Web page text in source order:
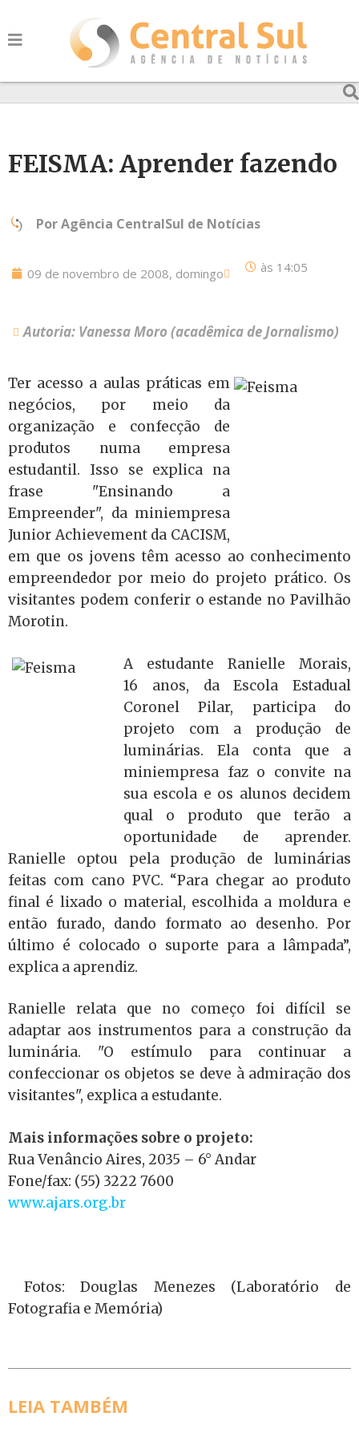
FEISMA: Aprender fazendo
PorAgência CentralSul de Notícias
09 de novembro de 2008, domingo às 14:05
Autoria: Vanessa Moro (acadêmica de Jornalismo)
Ter acesso a aulas práticas em
negócios, por meio da
organização e confecção de
produtos numa empresa
estudantil. Isso se explica na
frase "Ensinando a
Empreender", da miniempresa
Junior Achievement da CACISM,
em que os jovens têm acesso ao conhecimento
empreendedor por meio do projeto prático. Os
visitantes podem conferir o estande no Pavilhão
Morotin.
A estudante Ranielle Morais,
16 anos, da Escola Estadual
Coronel Pilar, participa do
projeto com a produção de
luminárias. Ela conta que a
miniempresa faz o convite na
sua escola e os alunos decidem
qual o produto que terão a
oportunidade de aprender.
Ranielle optou pela produção de luminárias
feitas com cano PVC. “Para chegar ao produto
final é lixado o material, escolhida a moldura e
então furado, dando formato ao desenho. Por
último é colocado o suporte para a lâmpada”,
explica a aprendiz.
Ranielle relata que no começo foi difícil se
adaptar aos instrumentos para a construção da
luminária. "O estímulo para continuar a
confeccionar os objetos se deve à admiração dos
visitantes", explica a estudante.
Mais informações sobre o projeto:
Rua Venâncio Aires, 2035 – 6° Andar
Fone/fax: (55) 3222 7600
www.ajars.org.br
Fotos: Douglas Menezes (Laboratório de
Fotografia e Memória)
LEIA TAMBÉM